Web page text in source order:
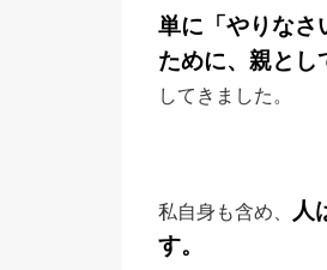
単に「やりなさ
ために、親とし
してきました。
私自身も含め、 人
す。